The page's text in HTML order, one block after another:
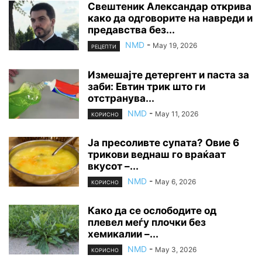
Свештеник Александар открива
како да одговорите на навреди и
предавства без...
РЕЦЕПТИ NMD - May 19, 2026
Измешајте детергент и паста за
заби: Евтин трик што ги
отстранува...
КОРИСНО NMD - May 11, 2026
Ја пресоливте супата? Овие 6
трикови веднаш го враќаат
вкусот –...
КОРИСНО NMD - May 6, 2026
Како да се ослободите од
плевел меѓу плочки без
хемикалии –...
КОРИСНО NMD - May 3, 2026